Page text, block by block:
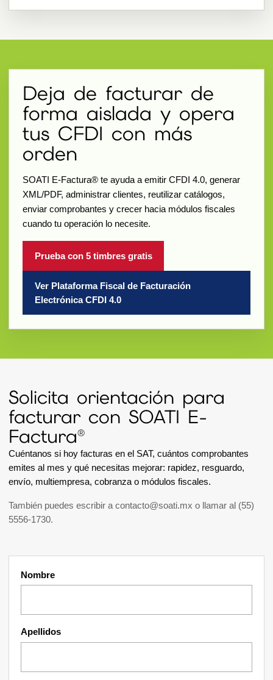
Deja de facturar de
forma aislada y opera
tus CFDI con más
orden
SOATI E-Factura® te ayuda a emitir CFDI 4.0, generar
XML/PDF, administrar clientes, reutilizar catálogos,
enviar comprobantes y crecer hacia módulos fiscales
cuando tu operación lo necesite.
Prueba con 5 timbres gratis
Ver Plataforma Fiscal de Facturación
Electrónica CFDI 4.0
Solicita orientación para
facturar con SOATI E-
Factura®
Cuéntanos si hoy facturas en el SAT, cuántos comprobantes
emites al mes y qué necesitas mejorar: rapidez, resguardo,
envío, multiempresa, cobranza o módulos fiscales.
También puedes escribir a contacto@soati.mx o llamar al (55)
5556-1730.
Nombre
Apellidos